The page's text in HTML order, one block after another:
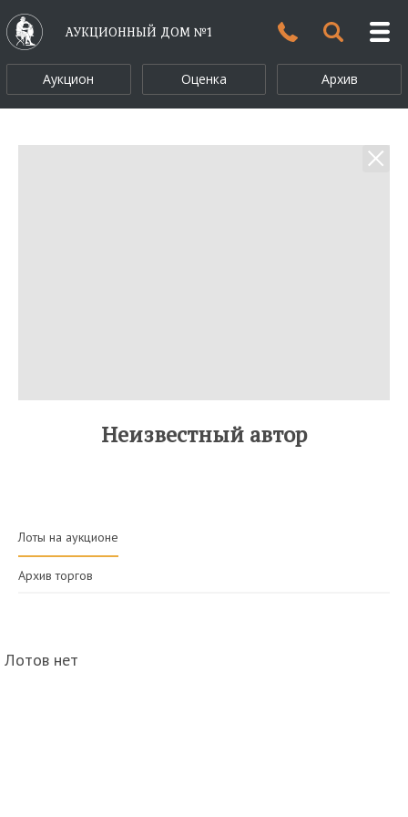
АУКЦИОННЫЙ ДОМ №1
Аукцион Оценка Архив
Неизвестный автор
Лоты на аукционе
Архив торгов
Лотов нет